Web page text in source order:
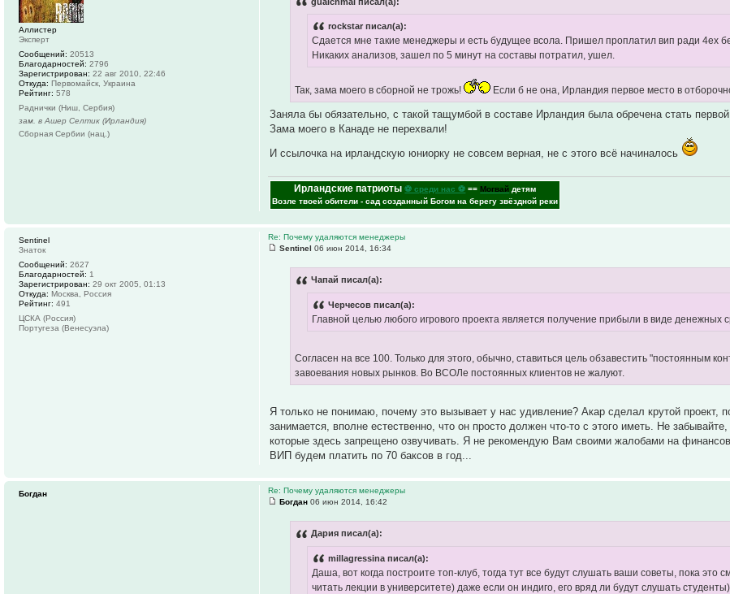
rockstar писал(а):
Сдается мне такие менеджеры и есть будущее всола. Пришел проплатил вип ради 4ех
Никаких анализов, зашел по 5 минут на составы потратил, ушел.
Так, зама моего в сборной не трожь! Если б не она, Ирландия первое место в
Заняла бы обязательно, с такой тащумбой в составе Ирландия была обречена стать первой
Зама моего в Канаде не перехвали!
И ссылочка на ирландскую юниорку не совсем верная, не с этого всё начиналось
Ирландские патриоты ⚽ среди нас ⚽ ==Могвай детям
Возле твоей обители - сад созданный Богом на берегу звёздной реки
Аллистер
Эксперт
Сообщений: 20513
Благодарностей: 2796
Зарегистрирован: 22 авг 2010, 22:46
Откуда: Первомайск, Украина
Рейтинг: 578
Раднички (Ниш, Сербия)
зам. в Ашер Селтик (Ирландия)
Сборная Сербии (нац.)
Re: Почему удаляются менеджеры
Sentinel 06 июн 2014, 16:34
Чапай писал(а):
Черчесов писал(а):
Главной целью любого игрового проекта является получение прибыли в виде денежных
Согласен на все 100. Только для этого, обычно, ставиться цель обзавестить "постоянным
завоевания новых рынков. Во ВСОЛе постоянных клиентов не жалуют.
Я только не понимаю, почему это вызывает у нас удивление? Акар сделал крутой проект,
занимается, вполне естественно, что он просто должен что-то с этого иметь. Не
которые здесь запрещено озвучивать. Я не рекомендую Вам своими жалобами на
ВИП будем платить по 70 баксов в год...
Sentinel
Знаток
Сообщений: 2627
Благодарностей: 1
Зарегистрирован: 29 окт 2005, 01:13
Откуда: Москва, Россия
Рейтинг: 491
ЦСКА (Россия)
Португеза (Венесуэла)
Re: Почему удаляются менеджеры
Богдан 06 июн 2014, 16:42
Дария писал(а):
millagressina писал(а):
Даша, вот когда построите топ-клуб, тогда тут все будут слушать ваши советы, пока это
читать лекции в университете) даже если он индиго, его вряд ли будут слушать студенты)
Богдан